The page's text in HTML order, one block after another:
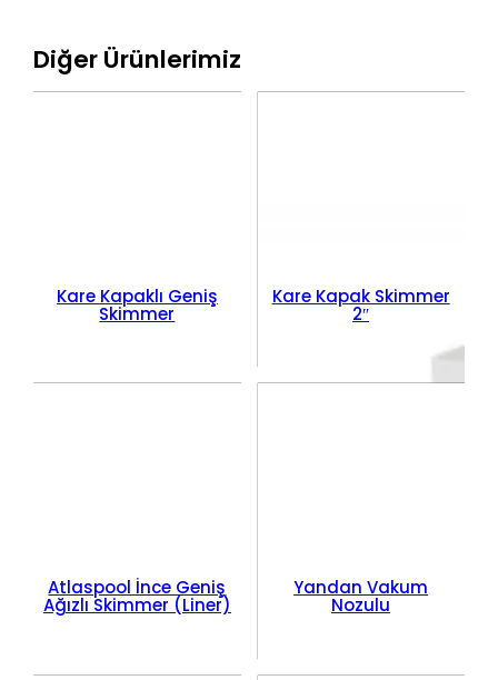
Diğer Ürünlerimiz
Kare Kapaklı Geniş
Skimmer
Kare Kapak Skimmer
2″
Atlaspool İnce Geniş
Ağızlı Skimmer (Liner)
Yandan Vakum
Nozulu